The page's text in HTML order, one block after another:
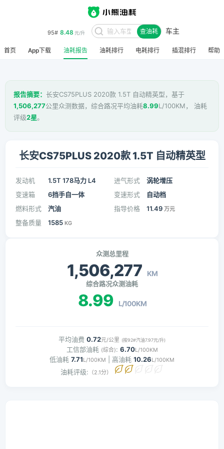
95# 8.48 元/升 查油耗 车主
首页 App下载 油耗报告 油耗排行 电耗排行 插混排行 帮助
报告摘要： 长安CS75PLUS 2020款 1.5T 自动精英型，基于
1,506,277公里众测数据，综合路况平均油耗8.99L/100KM， 油耗
评级2星。
长安CS75PLUS 2020款 1.5T 自动精英型
发动机 1.5T 178马力 L4 进气形式
涡轮增压
变速箱
6挡手自一体 变速形式
自动档
燃料形式
汽油 指导价格 11.49 万元
整备质量 1585 KG
众测总里程
1,506,277 KM
综合路况众测油耗
8.99 L/100KM
平均油费 0.72元/公里 (按92#汽油7.97元/升)
工信部油耗 (综合): 6.70L/100KM
低油耗 7.71L/100KM | 高油耗 10.26L/100KM
油耗评级: （2.1分）